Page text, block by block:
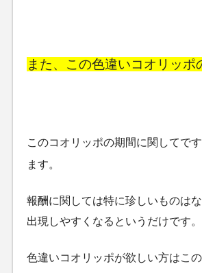
また、この色違いコオリッ
このコオリッポの期間に関してで
ます。
報酬に関しては特に珍しいものは
出現しやすくなるというだけです。
色違いコオリッポが欲しい方はこ